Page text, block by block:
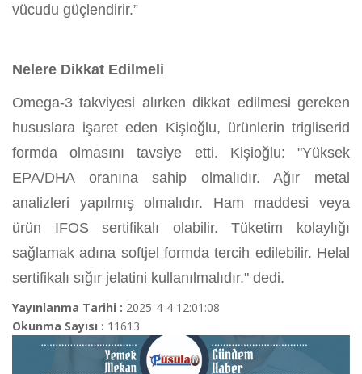
vücudu güçlendirir.”
Nelere Dikkat Edilmeli
Omega-3 takviyesi alırken dikkat edilmesi gereken
hususlara işaret eden Kişioğlu, ürünlerin trigliserid
formda olmasını tavsiye etti. Kişioğlu: "Yüksek
EPA/DHA oranına sahip olmalıdır. Ağır metal
analizleri yapılmış olmalıdır. Ham maddesi veya
ürün IFOS sertifikalı olabilir. Tüketim kolaylığı
sağlamak adına softjel formda tercih edilebilir. Helal
sertifikalı sığır jelatini kullanılmalıdır." dedi.
Yayınlanma Tarihi : 2025-4-4 12:01:08
Okunma Sayısı : 11613